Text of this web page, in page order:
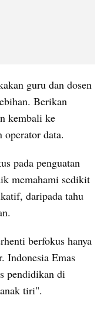
guru dan dosen
Berikan
kembali ke
operator data.
pada penguatan
memahami sedikit
daripada tahu
berfokus hanya
Indonesia Emas
pendidikan di
tiri".